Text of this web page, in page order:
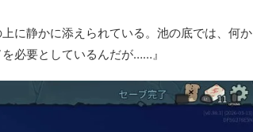
に静かに添えられている。池の底では、何か
必要としているんだが……』